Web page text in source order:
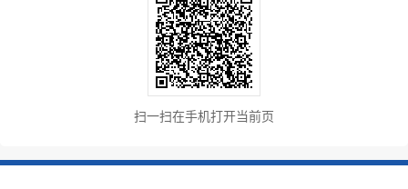
扫一扫在手机打开当前页